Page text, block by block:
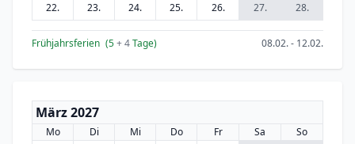
22.
23. 24. 25. 26. 27. 28.
Frühjahrsferien (5+ 4Tage) 08.02. - 12.02.
März 2027
Mo Di Mi Do Fr Sa
So